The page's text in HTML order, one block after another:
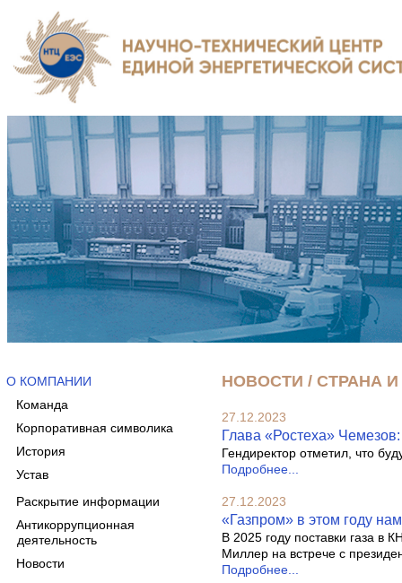
О КОМПАНИИ
Команда
Корпоративная символика
История
Устав
Раскрытие информации
Антикоррупционная
деятельность
Новости
НОВОСТИ / СТРАНА
27.12.2023
Глава «Ростеха»
Гендиректор отметил, что
Подробнее...
27.12.2023
«Газпром» в этом году
В 2025 году поставки газа в
Миллер на встрече с
Подробнее...